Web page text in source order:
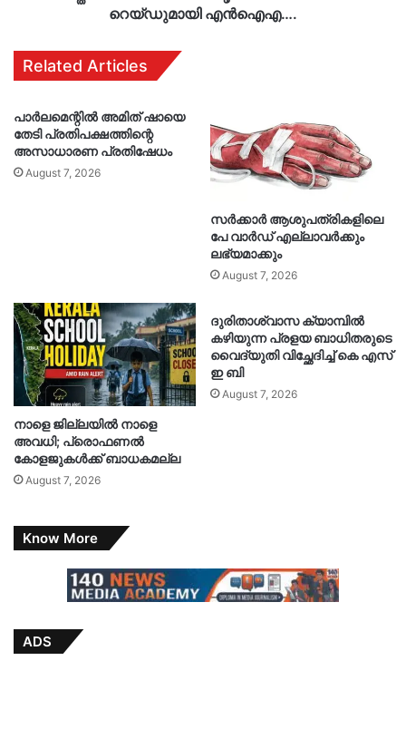
റെയ്ഡുമായി എൻഐഎ….
Related Articles
പാർലമെന്റിൽ അമിത് ഷായെ
തേടി പ്രതിപക്ഷത്തിന്റെ
അസാധാരണ പ്രതിഷേധം
August 7, 2026
സർക്കാർ ആശുപത്രികളിലെ
പേ വാർഡ് എല്ലാവർക്കും
ലഭ്യമാക്കും
August 7, 2026
നാളെ ജില്ലയിൽ നാളെ
അവധി; പ്രൊഫണൽ
കോളജുകൾക്ക് ബാധകമല്ല
August 7, 2026
ദുരിതാശ്വാസ ക്യാമ്പിൽ
കഴിയുന്ന പ്രളയ ബാധിതരുടെ
വൈദ്യുതി വിച്ഛേദിച്ച് കെ എസ്
ഇ ബി
August 7, 2026
Know More
ADS